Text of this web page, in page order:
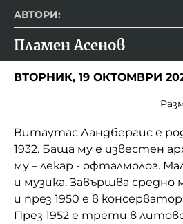
АВТОРИ:
Пламен Асенов
ВТОРНИК, 19 ОКТОМВРИ
Витаутас Ландбергис е
1932. Баща му е известен
му – лекар - офталмолог.
и музика. Завършва средно
и през 1950 е в
През 1952 е трети в